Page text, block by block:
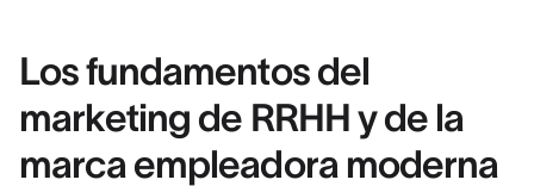
Los fundamentos del
marketing de RRHH y de la
marca empleadora moderna